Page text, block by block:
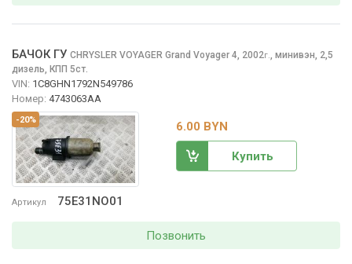
-20%
Артикул 75E31NO01
БАЧОК ГУ CHRYSLER VOYAGER Grand Voyager 4, 2002г. минивэн, 2,5
дизель, КПП 5ст.
VIN: 1C8GHN1792N549786
Номер: 4743063AA
6.00 BYN
Купить
Позвонить